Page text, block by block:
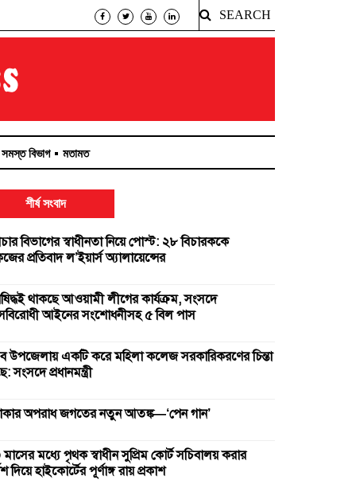
SEARCH
সমস্ত বিভাগ মতামত
শীর্ষ সংবাদ
বিভাগের স্বাধীনতা নিয়ে পোস্ট: ২৮ বিচারককে
প্রতিবাদ ল’ইয়ার্স অ্যালায়েন্সের
থাকছে আওয়ামী লীগের কার্যক্রম, সংসদে
আইনের সংশোধনীসহ ৫ বিল পাস
উপজেলায় একটি করে মহিলা কলেজ সরকারিকরণের চিন্তা
সংসদে প্রধানমন্ত্রী
অপরাধ জগতের নতুন আতঙ্ক—‘পেন গান’
মধ্যে পৃথক স্বাধীন সুপ্রিম কোর্ট সচিবালয় করার
দিয়ে হাইকোর্টের পূর্ণাঙ্গ রায় প্রকাশ